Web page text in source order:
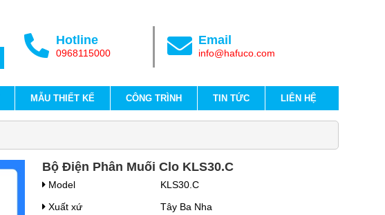
Hotline
0968115000
Email
info@hafuco.com
MẪU THIẾT KẾ CÔNG TRÌNH TIN TỨC LIÊN HỆ
Bộ Điện Phân Muối Clo KLS30.C
Model
KLS30.C
Xuất xứ
Tây Ba Nha